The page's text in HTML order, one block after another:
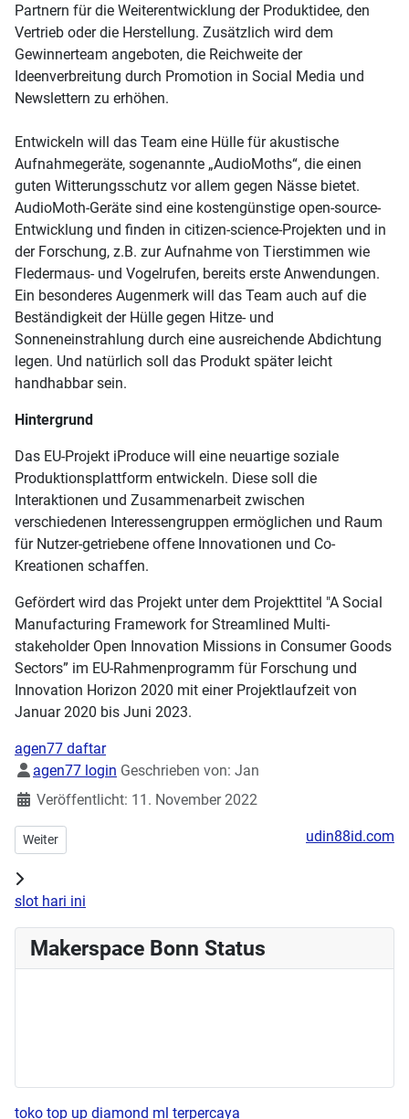
Partnern für die Weiterentwicklung der Produktidee, den
Vertrieb oder die Herstellung. Zusätzlich wird dem
Gewinnerteam angeboten, die Reichweite der
Ideenverbreitung durch Promotion in Social Media und
Newslettern zu erhöhen.
Entwickeln will das Team eine Hülle für akustische
Aufnahmegeräte, sogenannte „AudioMoths“, die einen
guten Witterungsschutz vor allem gegen Nässe bietet.
AudioMoth-Geräte sind eine kostengünstige open-source-
Entwicklung und finden in citizen-science-Projekten und in
der Forschung, z.B. zur Aufnahme von Tierstimmen wie
Fledermaus- und Vogelrufen, bereits erste Anwendungen.
Ein besonderes Augenmerk will das Team auch auf die
Beständigkeit der Hülle gegen Hitze- und
Sonneneinstrahlung durch eine ausreichende Abdichtung
legen. Und natürlich soll das Produkt später leicht
handhabbar sein.
Hintergrund
Das EU-Projekt iProduce will eine neuartige soziale
Produktionsplattform entwickeln. Diese soll die
Interaktionen und Zusammenarbeit zwischen
verschiedenen Interessengruppen ermöglichen und Raum
für Nutzer-getriebene offene Innovationen und Co-
Kreationen schaffen.
Gefördert wird das Projekt unter dem Projekttitel "A Social
Manufacturing Framework for Streamlined Multi-
stakeholder Open Innovation Missions in Consumer Goods
Sectors” im EU-Rahmenprogramm für Forschung und
Innovation Horizon 2020 mit einer Projektlaufzeit von
Januar 2020 bis Juni 2023.
agen77 daftar
Details
agen77 login Geschrieben von: Jan
Veröffentlicht: 11. November 2022
Nächster Beitrag: !!! VORERST BIS ZUM 13.02.2022 GESCHLOSSEN
Weiter udin88id.com
slot hari ini
Makerspace Bonn Status
toko top up diamond ml terpercaya